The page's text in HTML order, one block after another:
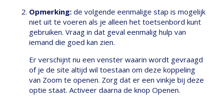
Opmerking: de volgende eenmalige stap is mogelijk
niet uit te voeren als je alleen het toetsenbord kunt
gebruiken. Vraag in dat geval eenmalig hulp van
iemand die goed kan zien.
Er verschijnt nu een venster waarin wordt gevraagd
of je de site altijd wil toestaan om deze koppeling
van Zoom te openen. Zorg dat er een vinkje bij deze
optie staat. Activeer daarna de knop Openen.